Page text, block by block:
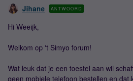
Jihane ANTWOORD
Hi Weeijk,
Welkom op 't Simyo forum!
Wat leuk dat je een toestel aan wil
geen mobiele telefoon bestellen en dat